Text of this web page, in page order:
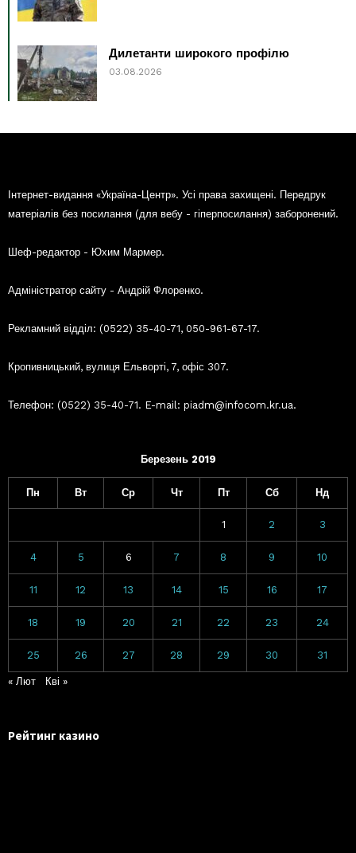
Дилетанти широкого профілю
03.08.2026
Інтернет-видання «Україна-Центр». Усі права захищені. Передрук
матеріалів без посилання (для вебу - гіперпосилання) заборонений.
Шеф-редактор - Юхим Мармер.
Адміністратор сайту - Андрій Флоренко.
Рекламний відділ: (0522) 35-40-71, 050-961-67-17.
Кропивницький, вулиця Ельворті, 7, офіс 307.
Телефон: (0522) 35-40-71. E-mail: piadm@infocom.kr.ua.
Березень 2019
Пн Вт Ср Чт Пт Сб Нд
1 2 3
4 5 6 7 8 9 10
11 12 13 14 15 16 17
18 19 20 21 22 23 24
25 26 27 28 29 30 31
« Лют Кві »
Рейтинг казино